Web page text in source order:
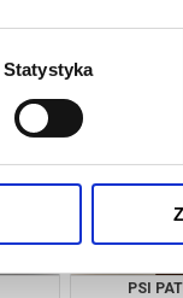
Statystyka
PSI